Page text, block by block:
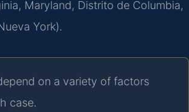
Maryland, Distrito de Columbia,
York).
on a variety of factors
case.